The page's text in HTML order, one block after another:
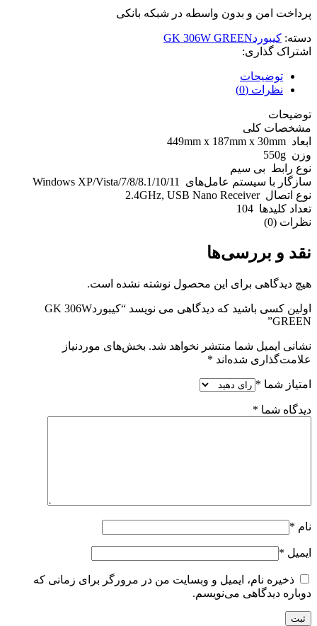
پرداخت امن و بدون واسطه در شبکه بانکی
دسته: کیبوردGK 306W GREEN
اشتراک گذاری:
توضیحات
نظرات (0)
توضیحات
مشخصات کلی
ابعاد 449mm x 187mm x 30mm
وزن 550g
نوع رابط بی سیم
سازگار با سیستم عامل‌های Windows XP/Vista/7/8/8.1/10/11
نوع اتصال 2.4GHz, USB Nano Receiver
تعداد کلیدها 104
نظرات (0)
نقد و بررسی‌ها
هیچ دیدگاهی برای این محصول نوشته نشده است.
اولین کسی باشید که دیدگاهی می نویسد “کیبوردGK 306W
GREEN”
نشانی ایمیل شما منتشر نخواهد شد. بخش‌های موردنیاز
علامت‌گذاری شده‌اند *
امتیاز شما *
دیدگاه شما *
نام *
ایمیل *
ذخیره نام، ایمیل و وبسایت من در مرورگر برای زمانی که
دوباره دیدگاهی می‌نویسم.